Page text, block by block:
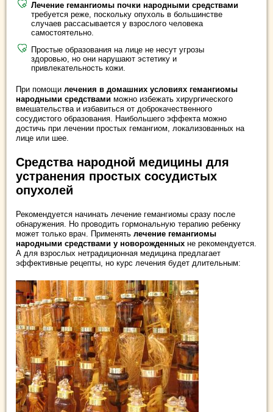
Лечение гемангиомы почки народными средствами
требуется реже, поскольку опухоль в большинстве
случаев рассасывается у взрослого человека
самостоятельно.
Простые образования на лице не несут угрозы
здоровью, но они нарушают эстетику и
привлекательность кожи.
При помощи лечения в домашних условиях гемангиомы
народными средствами можно избежать хирургического
вмешательства и избавиться от доброкачественного
сосудистого образования. Наибольшего эффекта можно
достичь при лечении простых гемангиом, локализованных на
лице или шее.
Средства народной медицины для
устранения простых сосудистых
опухолей
Рекомендуется начинать лечение гемангиомы сразу после
обнаружения. Но проводить гормональную терапию ребенку
может только врач. Применять лечение гемангиомы
народными средствами у новорожденных не рекомендуется.
А для взрослых нетрадиционная медицина предлагает
эффективные рецепты, но курс лечения будет длительным: